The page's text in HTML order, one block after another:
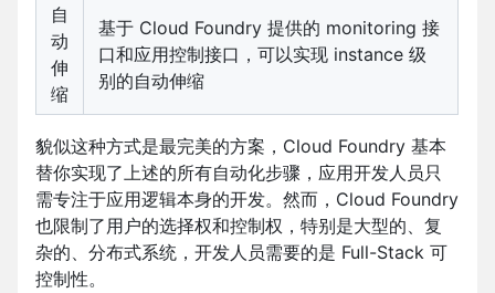
自
动
伸
缩
基于 Cloud Foundry 提供的 monitoring 接
口和应用控制接口，可以实现 instance 级
别的自动伸缩
貌似这种方式是最完美的方案，Cloud Foundry 基本
替你实现了上述的所有自动化步骤，应用开发人员只
需专注于应用逻辑本身的开发。然而，Cloud Foundry
也限制了用户的选择权和控制权，特别是大型的、复
杂的、分布式系统，开发人员需要的是 Full-Stack 可
控制性。